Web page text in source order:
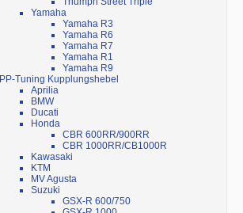
Yamaha
Yamaha R3
Yamaha R6
Yamaha R7
Yamaha R1
Yamaha R9
PP-Tuning Kupplungshebel
Aprilia
BMW
Ducati
Honda
CBR 600RR/900RR
CBR 1000RR/CB1000R
Kawasaki
KTM
MV Agusta
Suzuki
GSX-R 600/750